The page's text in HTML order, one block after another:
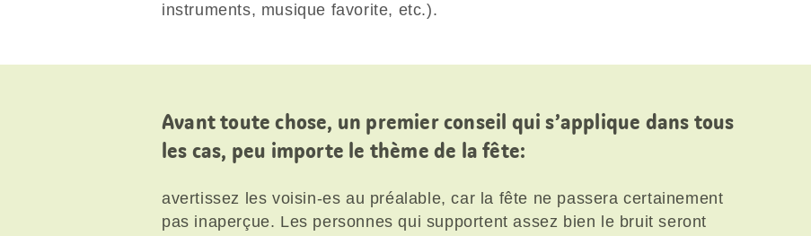
instruments, musique favorite, etc.).
Avant toute chose, un premier conseil qui s’applique dans tous
les cas, peu importe le thème de la fête:
avertissez les voisin-es au préalable, car la fête ne passera certainement
pas inaperçue. Les personnes qui supportent assez bien le bruit seront